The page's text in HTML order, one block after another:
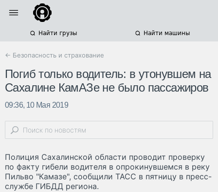
Найти грузы Найти машины
← Безопасность и страхование
Погиб только водитель: в утонувшем на
Сахалине КамАЗе не было пассажиров
09:36, 10 Мая 2019
Полиция Сахалинской области проводит проверку
по факту гибели водителя в опрокинувшемся в реку
Пильво "Камазе", сообщили ТАСС в пятницу в пресс-
службе ГИБДД региона.